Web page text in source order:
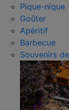
Pique-nique
Goûter
Apéritif
Barbecue
Souvenirs